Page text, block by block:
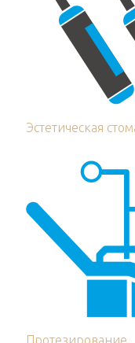
Эстетическая
Протезирование